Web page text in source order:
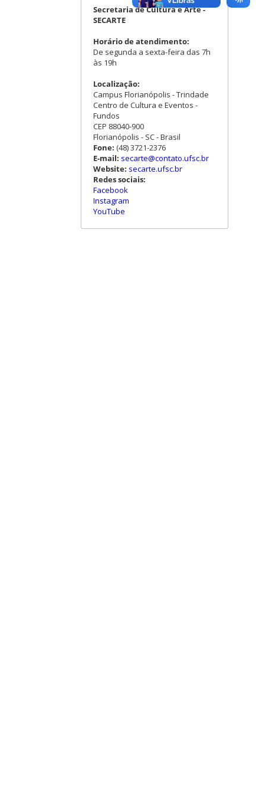
Secretaria de Cultura e Arte -
SECARTE
Horário de atendimento:
De segunda a sexta-feira das 7h
às 19h
Localização:
Campus Florianópolis - Trindade
Centro de Cultura e Eventos -
Fundos
CEP 88040-900
Florianópolis - SC - Brasil
Fone: (48) 3721-2376
E-mail: secarte@contato.ufsc.br
Website: secarte.ufsc.br
Redes sociais:
Facebook
Instagram
YouTube